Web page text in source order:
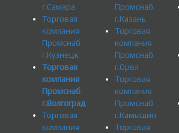
г.Самара
Торговая
компания
Промснаб
г.Кузнецк
Торговая
компания
Промснаб
г.Волгоград
Торговая
компания
Промснаб
г.Казань
Торговая
компания
Промснаб
г.Орел
Торговая
компания
Промснаб
г.Камышин
Торговая